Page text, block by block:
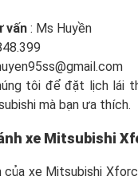
vấn : Ms Huyền
tôi để đặt lịch lái
mà bạn ưa thích.
xe Mitsubishi
của xe Mitsubishi